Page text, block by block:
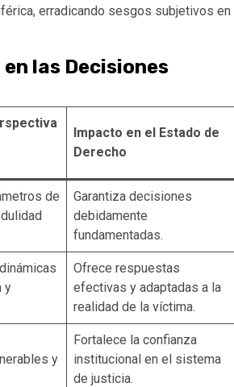
erradicando sesgos subjetivos en
las Decisiones
Impacto en el Estado de
Derecho
de
Garantiza decisiones
debidamente
fundamentadas.
y
Ofrece respuestas
efectivas y adaptadas a la
realidad de la víctima.
y
Fortalece la confianza
institucional en el sistema
de justicia.